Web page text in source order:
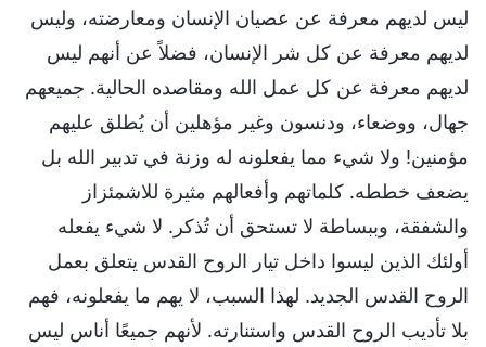
ليس لديهم معرفة عن عصيان الإنسان ومعارضته، وليس
لديهم معرفة عن كل شر الإنسان، فضلاً عن أنهم ليس
لديهم معرفة عن كل عمل الله ومقاصده الحالية. جميعهم
جهال، ووضعاء، ودنسون وغير مؤهلين أن يُطلق عليهم
مؤمنين! ولا شيء مما يفعلونه له وزنة في تدبير الله بل
يضعف خططه. كلماتهم وأفعالهم مثيرة للاشمئزاز
والشفقة، وببساطة لا تستحق أن تُذكر. لا شيء يفعله
أولئك الذين ليسوا داخل تيار الروح القدس يتعلق بعمل
الروح القدس الجديد. لهذا السبب، لا يهم ما يفعلونه، فهم
بلا تأديب الروح القدس واستنارته. لأنهم جميعًا أناس ليس